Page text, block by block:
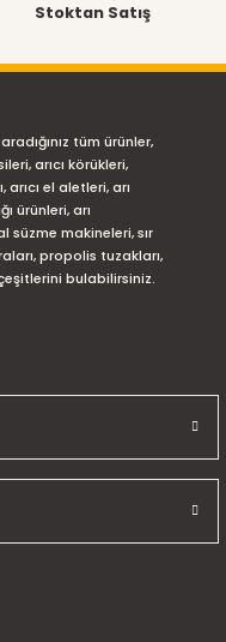
Stoktan Satış
tüm ürünler,
arıcı körükleri,
el aletleri, arı
ürünleri, arı
süzme makineleri, sır
propolis tuzakları,
bulabilirsiniz.